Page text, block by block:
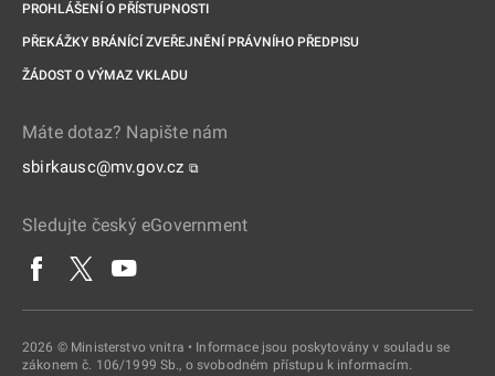
PROHLÁŠENÍ O PŘÍSTUPNOSTI
PŘEKÁŽKY BRÁNÍCÍ ZVEŘEJNĚNÍ PRÁVNÍHO PŘEDPISU
ŽÁDOST O VÝMAZ VKLADU
Máte dotaz? Napište nám
sbirkausc@mv.gov.cz ⧉
Sledujte český eGovernment
2026 © Ministerstvo vnitra • Informace jsou poskytovány v souladu se
zákonem č. 106/1999 Sb., o svobodném přístupu k informacím.